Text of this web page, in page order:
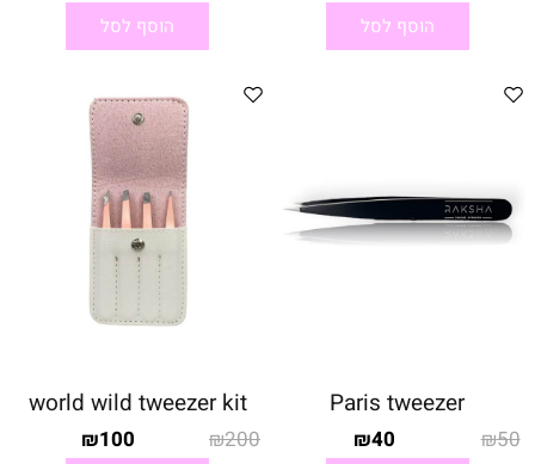
הוסף לסל הוסף לסל
Paris tweezer
₪50
₪40
world wild tweezer kit
₪200
₪100